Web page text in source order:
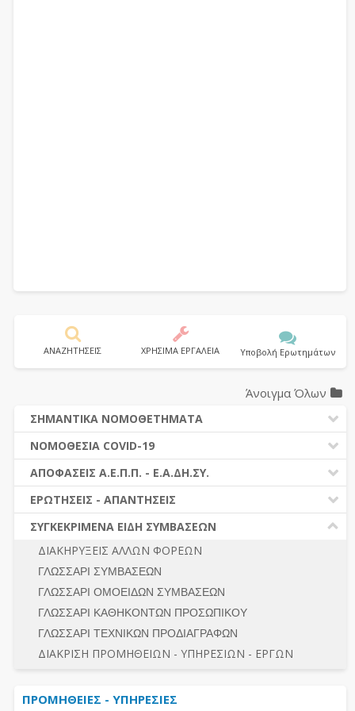
ΑΝΑΖΗΤΗΣΕΙΣ ΧΡΗΣΙΜΑ ΕΡΓΑΛΕΙΑ Υποβολή Ερωτημάτων
Άνοιγμα Όλων
ΣΗΜΑΝΤΙΚΑ ΝΟΜΟΘΕΤΗΜΑΤΑ
ΔΗΜΟΣΙΕΣ ΣΥΜΒΑΣΕΙΣ (Ν. 4412/2016)
ΔΗΜΟΤΙΚΟΣ ΚΩΔΙΚΑΣ (Ν.3463/2006)
ΚΑΛΛΙΚΡΑΤΗΣ (Ν.3852/2010)
ΝΟΜΟΘΕΣΙΑ - ΝΟΜΟΛΟΓΙΑ (ΣΥΝΟΛΟ)
ΝΟΜΟΘΕΣΙΑ COVID-19
ΝΟΜΟΘΕΣΙΑ - ΝΟΜΟΛΟΓΙΑ COVID -19
ΕΡΩΤΗΣΕΙΣ - ΑΠΑΝΤΗΣΕΙΣ
ΑΠΟΦΑΣΕΙΣ Α.Ε.Π.Π. - Ε.Α.ΔΗ.ΣΥ.
ΠΡΟΔΙΚΑΣΤΙΚΗ ΠΡΟΣΦΥΓΗ
ΓΕΝΙΚΟΙ ΚΑΝΟΝΕΣ
ΔΙΚΑΙΟΥΜΕΝΟΙ ΣΥΜΜΕΤΟΧΗΣ
ΠΡΟΣΦΟΡΕΣ – ΔΙΚΑΙΟΛΟΓΗΤΙΚΑ ΣΥΜΜΕΤΟΧΗΣ
ΔΙΕΞΑΓΩΓΗ ΔΙΑΔΙΚΑΣΙΑΣ
ΕΣΗΔΗΣ – ΚΗΜΔΗΣ
ΠΕΡΙΛΗΨΕΙΣ ΑΠΟΦΑΣΕΩΝ Α.Ε.Π.Π. - Ε.Α.ΔΗ.ΣΥ.
ΣΥΝΟΛΟ
ΕΡΩΤΗΣΕΙΣ - ΑΠΑΝΤΗΣΕΙΣ
Ν. 4782/2021 - ΤΡΟΠΟΠΟΙΗΣΗ 4412/2016
ΔΙΕΞΑΓΩΓΗ ΔΙΑΔΙΚΑΣΙΑΣ
ΔΙΑΔΙΚΑΣΙΕΣ ΑΝΑΘΕΣΗΣ
ΓΕΝΙΚΟΙ ΚΑΝΟΝΕΣ
ΠΡΟΕΤΟΙΜΑΣΙΑ - ΔΗΜΟΣΙΟΤΗΤΑ
ΛΟΓΟΙ ΑΠΟΚΛΕΙΣΜΟΥ-ΔΙΚΑΙΟΥΜΕΝΟΙ ΣΥΜΜΕΤΟΧΗΣ
ΠΡΟΣΦΟΡΕΣ - ΔΙΚΑΙΟΛΟΓΗΤΙΚΑ ΣΥΜΜΕΤΟΧΗΣ
ΣΥΓΚΕΚΡΙΜΕΝΑ ΕΙΔΗ ΣΥΜΒΑΣΕΩΝ
ΔΙΑΚΗΡΥΞΕΙΣ ΑΛΛΩΝ ΦΟΡΕΩΝ
ΓΛΩΣΣΑΡΙ ΣΥΜΒΑΣΕΩΝ
ΓΛΩΣΣΑΡΙ ΟΜΟΕΙΔΩΝ ΣΥΜΒΑΣΕΩΝ
ΓΛΩΣΣΑΡΙ ΚΑΘΗΚΟΝΤΩΝ ΠΡΟΣΩΠΙΚΟΥ
ΓΛΩΣΣΑΡΙ ΤΕΧΝΙΚΩΝ ΠΡΟΔΙΑΓΡΑΦΩΝ
ΔΙΑΚΡΙΣΗ ΠΡΟΜΗΘΕΙΩΝ - ΥΠΗΡΕΣΙΩΝ - ΕΡΓΩΝ
ΠΡΟΜΗΘΕΙΕΣ - ΥΠΗΡΕΣΙΕΣ